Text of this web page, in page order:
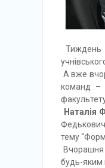
Тиждень
А вже
команд –
Наталія
тему
Вчорашня
будь-яким